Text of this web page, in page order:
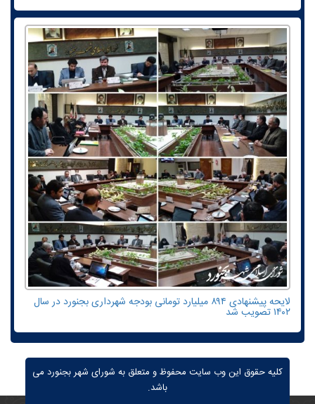
لایحه پیشنهادی ۸۹۴ میلیارد تومانی بودجه شهرداری بجنورد در سال
۱۴۰۲ تصویب شد
کلیه حقوق این وب سایت محفوظ و متعلق به شورای شهر بجنورد می
باشد.